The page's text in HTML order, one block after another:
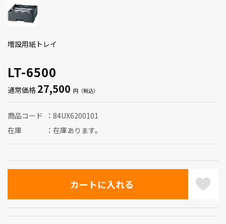
LT-6500
増設用紙トレイ
通常価格 27,500
商品コード
84UX6200101
在庫
在庫あります。